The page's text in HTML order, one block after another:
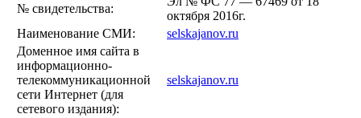
№ свидетельства:
октября 2016г.
Наименование СМИ:
selskajanov.ru
Доменное имя сайта в
информационно-
телекоммуникационной
сети Интернет (для
сетевого издания):
selskajanov.ru